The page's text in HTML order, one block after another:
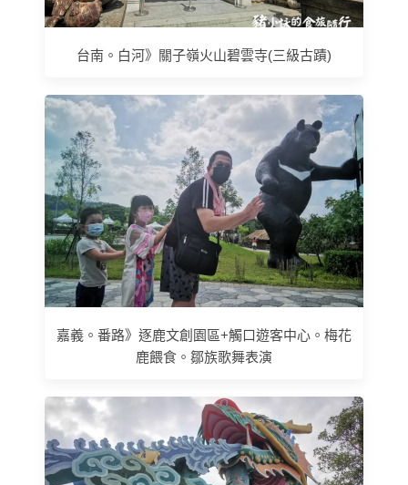
台南。白河》關子嶺火山碧雲寺(三級古蹟)
嘉義。番路》逐鹿文創園區+觸口遊客中心。梅花
鹿餵食。鄒族歌舞表演